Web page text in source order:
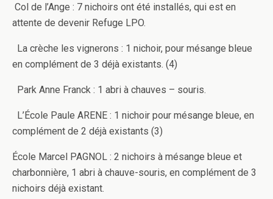
Col de l’Ange : 7 nichoirs ont été installés, qui est en
attente de devenir Refuge LPO.
La crèche les vignerons : 1 nichoir, pour mésange bleue
en complément de 3 déjà existants. (4)
Park Anne Franck : 1 abri à chauves – souris.
L’École Paule ARENE : 1 nichoir pour mésange bleue, en
complément de 2 déjà existants (3)
École Marcel PAGNOL : 2 nichoirs à mésange bleue et
charbonnière, 1 abri à chauve-souris, en complément de 3
nichoirs déjà existant.